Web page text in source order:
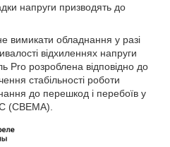
напруги призводять до
вимикати обладнання у разі
відхиленнях напруги
розроблена відповідно до
стабільності роботи
до перешкод і перебоїв у
(CBEMA).